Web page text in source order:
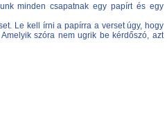
minden csapatnak egy papírt és egy
Le kell írni a papírra a verset úgy, hogy
szóra nem ugrik be kérdőszó, azt